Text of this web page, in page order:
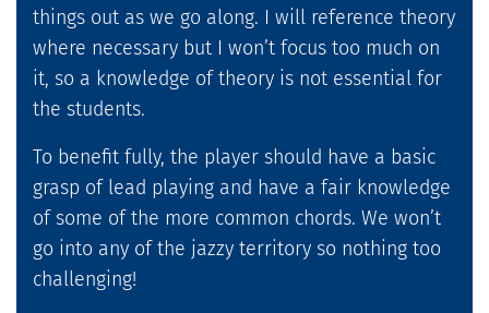
things out as we go along. I will reference theory
where necessary but I won’t focus too much on
it, so a knowledge of theory is not essential for
the students.
To benefit fully, the player should have a basic
grasp of lead playing and have a fair knowledge
of some of the more common chords. We won’t
go into any of the jazzy territory so nothing too
challenging!